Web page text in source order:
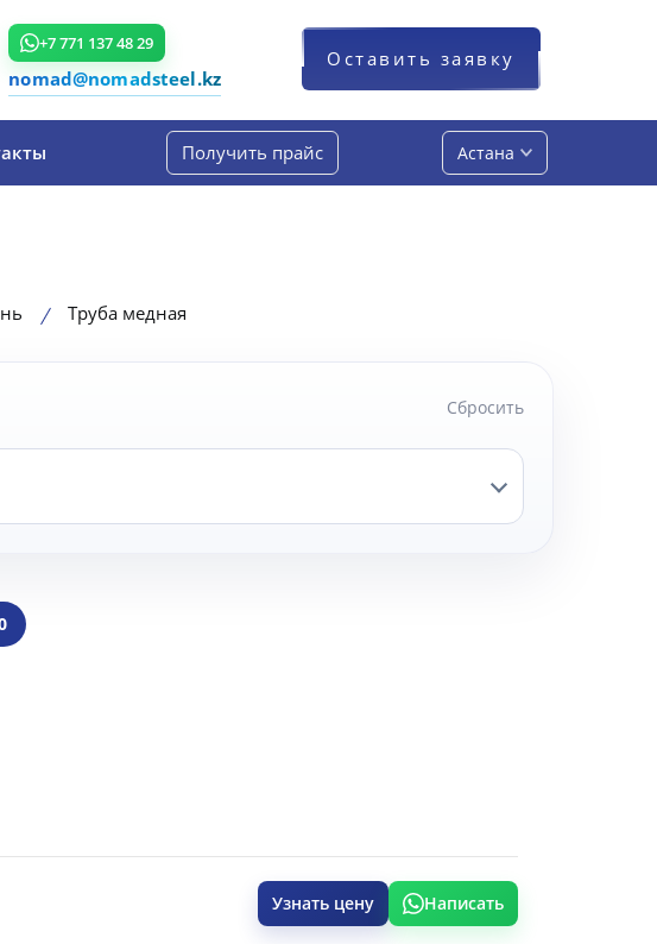
+7 771 137 48 29
nomad@nomadsteel.kz
Оставить заявку
Получить прайс Астана
Труба медная
Сбросить
Узнать цену Написать